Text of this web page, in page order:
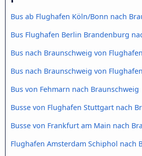
Bus ab Flughafen Köln/Bonn nach
Bus Flughafen Berlin Brandenburg
Bus nach Braunschweig von
Bus nach Braunschweig von
Bus von Fehmarn nach Braunschweig
Busse von Flughafen Stuttgart nach
Busse von Frankfurt am Main nach
Flughafen Amsterdam Schiphol nach